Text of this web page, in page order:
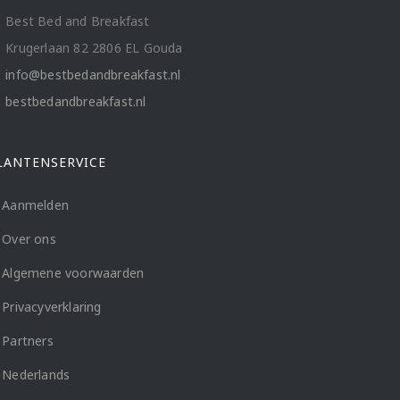
Best Bed and Breakfast
Krugerlaan 82 2806 EL Gouda
info@bestbedandbreakfast.nl
bestbedandbreakfast.nl
Aanmelden
Over ons
Algemene voorwaarden
Privacyverklaring
Partners
Nederlands